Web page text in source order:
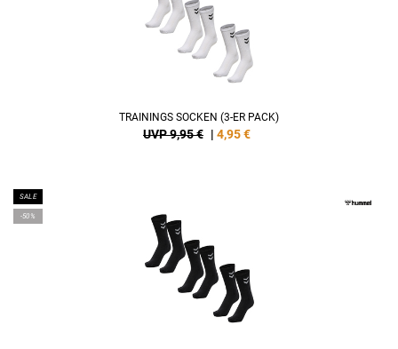
TRAININGS SOCKEN (3-ER PACK)
UVP 9,95 € | 4,95€
SALE
-50%